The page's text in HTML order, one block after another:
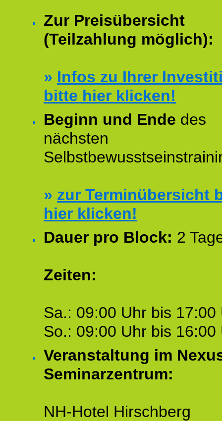
Zur Preisübersicht
(Teilzahlung möglich):
» Infos zu Ihrer
bitte hier klicken!
Beginn und Ende des
nächsten
» zur Terminübersicht
hier klicken!
Dauer pro Block: 2
Zeiten:
Sa.: 09:00 Uhr bis 17:00
So.: 09:00 Uhr bis 16:00
Veranstaltung im
Seminarzentrum:
NH-Hotel Hirschberg